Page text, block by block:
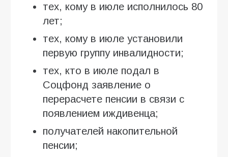
тех, кому в июле исполнилось 80
лет;
тех, кому в июле установили
первую группу инвалидности;
тех, кто в июле подал в
Соцфонд заявление о
перерасчете пенсии в связи с
появлением иждивенца;
получателей накопительной
пенсии;